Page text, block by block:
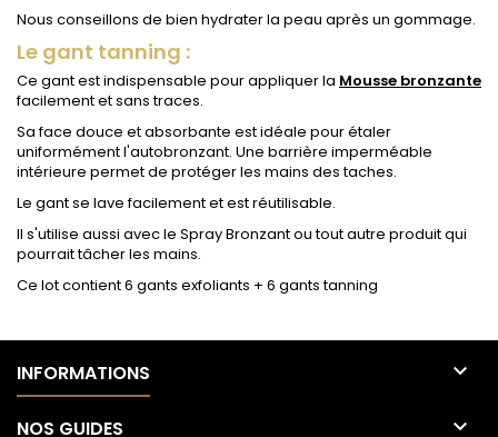
Nous conseillons de bien hydrater la peau après un gommage.
Le gant tanning :
Ce gant est indispensable pour appliquer la Mousse bronzante
facilement et sans traces.
Sa face douce et absorbante est idéale pour étaler
uniformément l'autobronzant. Une barrière imperméable
intérieure permet de protéger les mains des taches.
Le gant se lave facilement et est réutilisable.
Il s'utilise aussi avec le Spray Bronzant ou tout autre produit qui
pourrait tâcher les mains.
Ce lot contient 6 gants exfoliants + 6 gants tanning
INFORMATIONS 
NOS GUIDES 